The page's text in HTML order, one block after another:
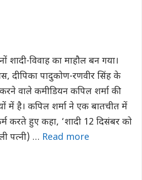
शादी-विवाह का माहौल बन गया।
दीपिका पादुकोण-रणवीर सिंह के
वाले कमीडियन कपिल शर्मा की
में है। कपिल शर्मा ने एक बातचीत में
करते हुए कहा, ‘शादी 12 दिसंबर को
पत्नी) … Read more